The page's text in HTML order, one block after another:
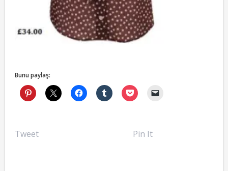
Bunu paylaş:
Tweet Pin It